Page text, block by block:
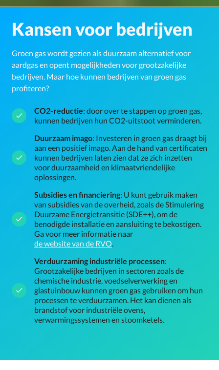
Kansen voor bedrijven
Groen gas wordt gezien als duurzaam alternatief voor
aardgas en opent mogelijkheden voor grootzakelijke
bedrijven. Maar hoe kunnen bedrijven van groen gas
profiteren?
CO2-reductie: door over te stappen op groen gas,
kunnen bedrijven hun CO2-uitstoot verminderen.
Duurzaam imago: Investeren in groen gas draagt bij
aan een positief imago. Aan de hand van certificaten
kunnen bedrijven laten zien dat ze zich inzetten
voor duurzaamheid en klimaatvriendelijke
oplossingen.
Subsidies en financiering: U kunt gebruik maken
van subsidies van de overheid, zoals de Stimulering
Duurzame Energietransitie (SDE++), om de
benodigde installatie en aansluiting te bekostigen.
Ga voor meer informatie naar
de website van de RVO.
Verduurzaming industriële processen:
Grootzakelijke bedrijven in sectoren zoals de
chemische industrie, voedselverwerking en
glastuinbouw kunnen groen gas gebruiken om hun
processen te verduurzamen. Het kan dienen als
brandstof voor industriële ovens,
verwarmingssystemen en stoomketels.